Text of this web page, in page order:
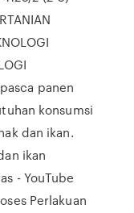
panen
konsumsi
dan ikan.
ikan
- YouTube
Perlakuan